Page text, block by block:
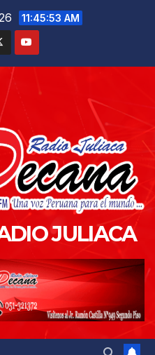
11:45:54 AM
JULIACA